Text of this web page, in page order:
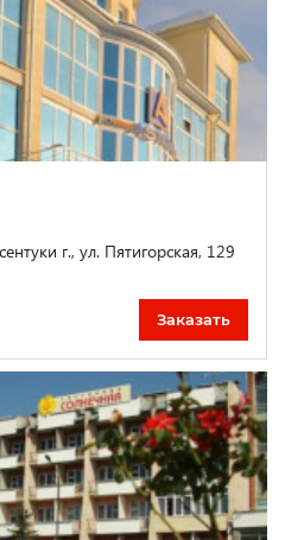
г., ул. Пятигорская, 129
Заказать